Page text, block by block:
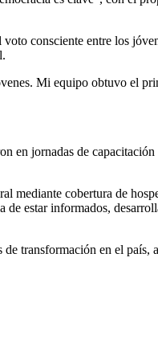
consciente entre los
Mi equipo obtuvo el
en jornadas de capacitación
mediante cobertura de
estar informados,
transformación en el país,